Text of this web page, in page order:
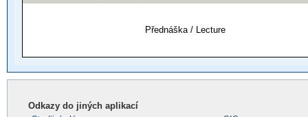
Přednáška / Lecture
Odkazy do jiných aplikací